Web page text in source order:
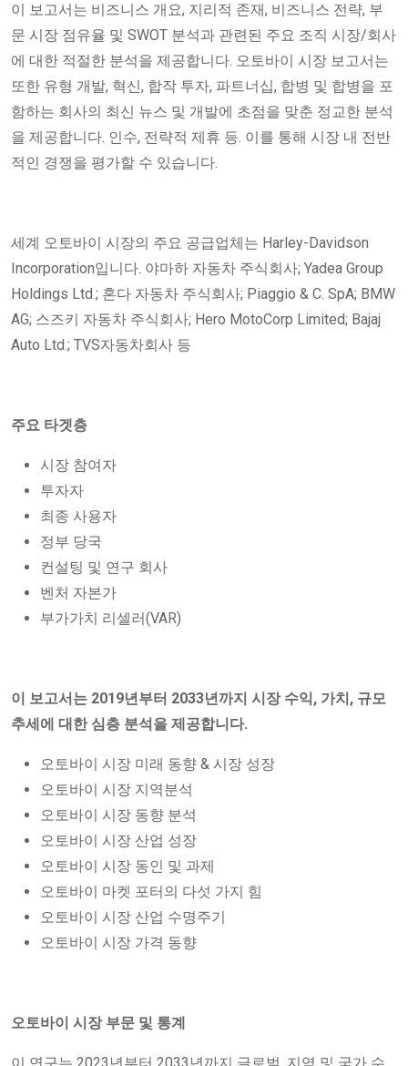
이 보고서는 비즈니스 개요, 지리적 존재, 비즈니스 전략, 부
문 시장 점유율 및 SWOT 분석과 관련된 주요 조직 시장/회사
에 대한 적절한 분석을 제공합니다. 오토바이 시장 보고서는
또한 유형 개발, 혁신, 합작 투자, 파트너십, 합병 및 합병을 포
함하는 회사의 최신 뉴스 및 개발에 초점을 맞춘 정교한 분석
을 제공합니다. 인수, 전략적 제휴 등. 이를 통해 시장 내 전반
적인 경쟁을 평가할 수 있습니다.
세계 오토바이 시장의 주요 공급업체는 Harley-Davidson
Incorporation입니다. 야마하 자동차 주식회사; Yadea Group
Holdings Ltd.; 혼다 자동차 주식회사; Piaggio & C. SpA; BMW
AG; 스즈키 자동차 주식회사; Hero MotoCorp Limited; Bajaj
Auto Ltd.; TVS자동차회사 등
주요 타겟층
시장 참여자
투자자
최종 사용자
정부 당국
컨설팅 및 연구 회사
벤처 자본가
부가가치 리셀러(VAR)
이 보고서는 2019년부터 2033년까지 시장 수익, 가치, 규모
추세에 대한 심층 분석을 제공합니다.
오토바이 시장 미래 동향 & 시장 성장
오토바이 시장 지역분석
오토바이 시장 동향 분석
오토바이 시장 산업 성장
오토바이 시장 동인 및 과제
오토바이 마켓 포터의 다섯 가지 힘
오토바이 시장 산업 수명주기
오토바이 시장 가격 동향
오토바이 시장 부문 및 통계